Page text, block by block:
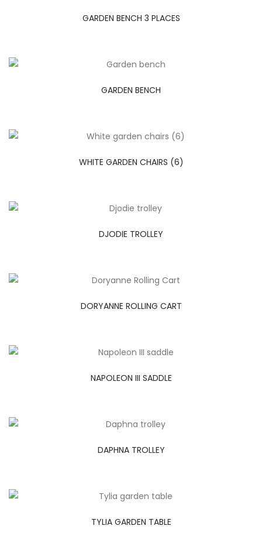
GARDEN BENCH 3 PLACES
GARDEN BENCH
WHITE GARDEN CHAIRS (6)
DJODIE TROLLEY
DORYANNE ROLLING CART
NAPOLEON III SADDLE
DAPHNA TROLLEY
TYLIA GARDEN TABLE